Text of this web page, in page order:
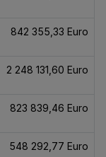
842 355,33 Euro
2 248 131,60 Euro
823 839,46 Euro
548 292,77 Euro